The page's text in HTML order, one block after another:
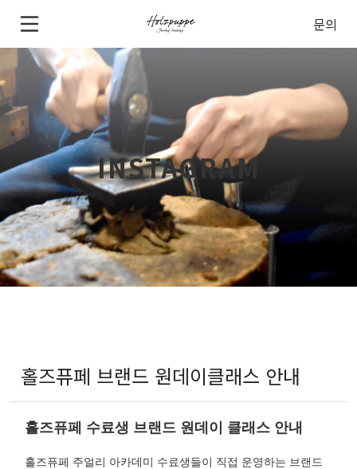
문의
INSTAGRAM
홀즈퓨페 브랜드 원데이클래스 안내
홀즈퓨페 수료생 브랜드 원데이 클래스 안내
홀즈퓨페 주얼리 아카데미 수료생들이 직접 운영하는 브랜드